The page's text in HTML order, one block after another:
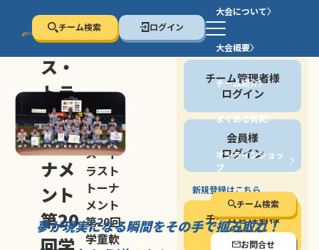
チーム検索 ログイン
大会について
大会概要
チーム紹介
よくある質問
オンラインショッ
プ
チーム検索
お問合せ
停止する
セン
ス・
トラ
スト
トー
ナメ
ント
第20
セン
ス・ト
ラスト
トーナ
メント
第20回
学童軟
会員の方
チーム管理者様
ログイン
会員様
ログイン
新規登録はこちら
チーム管理者様
新規登録
夢が現実になる瞬間をその手で掴み取れ！